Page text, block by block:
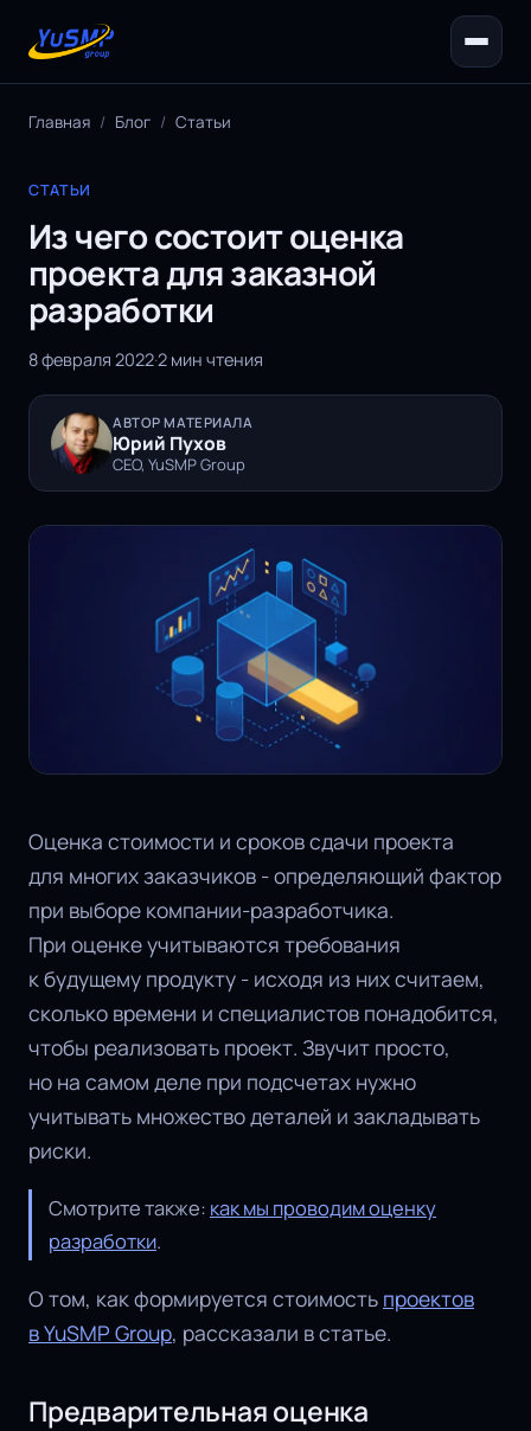
Главная / Блог / Статьи
СТАТЬИ
Из чего состоит оценка
проекта для заказной
разработки
8 февраля 2022·2 мин чтения
АВТОР МАТЕРИАЛА
Юрий Пухов
CEO, YuSMP Group
Оценка стоимости и сроков сдачи проекта
для многих заказчиков - определяющий фактор
при выборе компании-разработчика.
При оценке учитываются требования
к будущему продукту - исходя из них считаем,
сколько времени и специалистов понадобится,
чтобы реализовать проект. Звучит просто,
но на самом деле при подсчетах нужно
учитывать множество деталей и закладывать
риски.
Смотрите также: как мы проводим оценку
разработки.
О том, как формируется стоимость проектов
в YuSMP Group, рассказали в статье.
Предварительная оценка